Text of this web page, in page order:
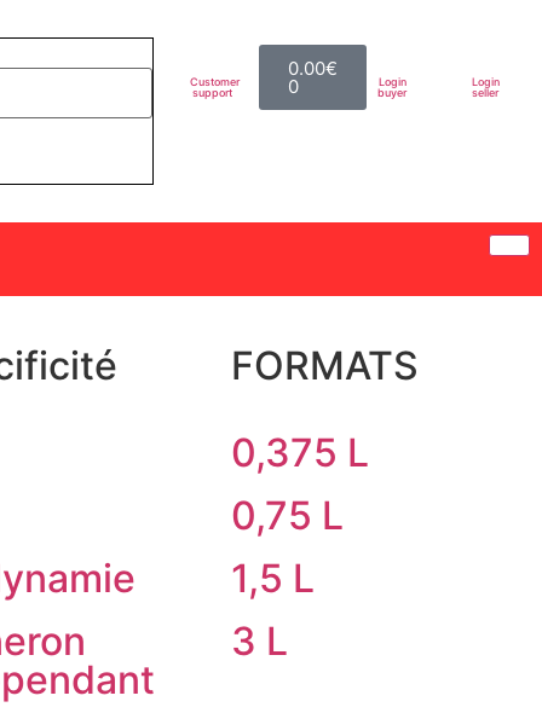
Customer
support
0.00€
0
Login
buyer
Login
seller
FORMATS
0,375 L
0,75 L
1,5 L
3 L